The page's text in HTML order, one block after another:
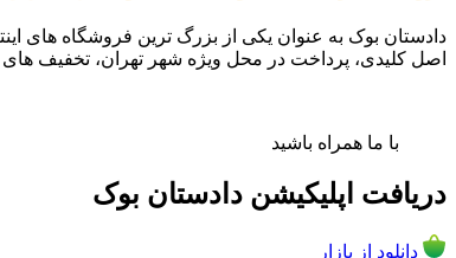
دادستان بوک به عنوان یکی از بزرگ ترین فروشگاه های
اصل کلیدی، پرداخت در محل ویژه شهر تهران، تخفیف
با ما همراه باشید
دریافت اپلیکیشن دادستان بوک
دانلود از بازار